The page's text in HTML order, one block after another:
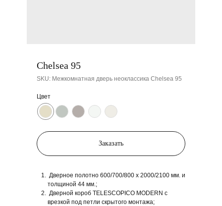
Chelsea 95
SKU: Межкомнатная дверь неоклассика Chelsea 95
Цвет
Заказать
Дверное полотно 600/700/800 x 2000/2100 мм. и
толщиной 44 мм.;
Дверной короб TELESCOPICO MODERN с
врезкой под петли скрытого монтажа;